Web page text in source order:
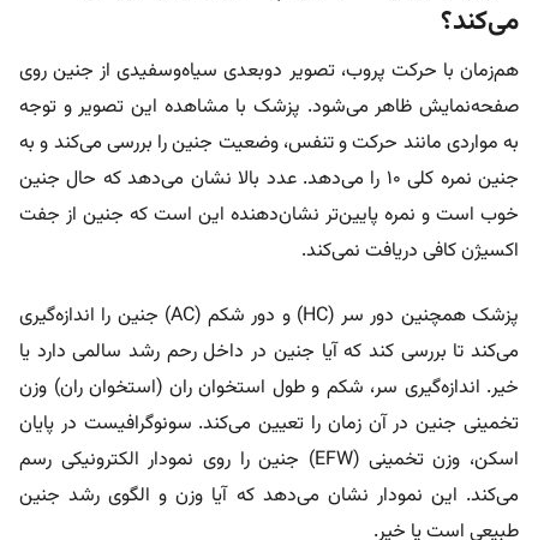
می‌کند؟
هم‌زمان با حرکت پروب، تصویر دوبعدی سیاه‌وسفیدی از جنین روی
صفحه‌نمایش ظاهر می‌شود. پزشک با مشاهده این تصویر و توجه
به مواردی مانند حرکت و تنفس، وضعیت جنین را بررسی می‌کند و به
جنین نمره کلی ۱۰ را می‌دهد. عدد بالا نشان می‌دهد که حال جنین
خوب است و نمره پایین‌تر نشان‌دهنده این است که جنین از جفت
اکسیژن کافی دریافت نمی‌کند.
پزشک همچنین دور سر (HC) و دور شکم (AC) جنین را اندازه‌گیری
می‌کند تا بررسی کند که آیا جنین در داخل رحم رشد سالمی دارد یا
خیر. اندازه‌گیری سر، شکم و طول استخوان ران (استخوان ران) وزن
تخمینی جنین در آن زمان را تعیین می‌کند. سونوگرافیست در پایان
اسکن، وزن تخمینی (EFW) جنین را روی نمودار الکترونیکی رسم
می‌کند. این نمودار نشان می‌دهد که آیا وزن و الگوی رشد جنین
طبیعی است یا خیر.